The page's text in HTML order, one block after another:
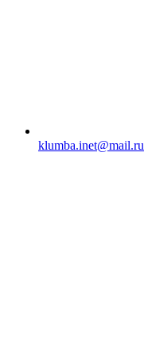
klumba.inet@mail.ru